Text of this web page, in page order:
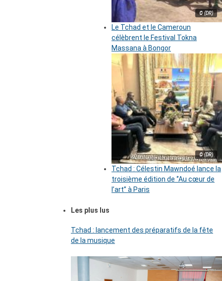
© (DR)
Le Tchad et le Cameroun
célèbrent le Festival Tokna
Massana à Bongor
© (DR)
Tchad : Célestin Mawndoé lance la
troisième édition de ‘’Au cœur de
l’art’’ à Paris
Les plus lus
Tchad : lancement des préparatifs de la fête
de la musique